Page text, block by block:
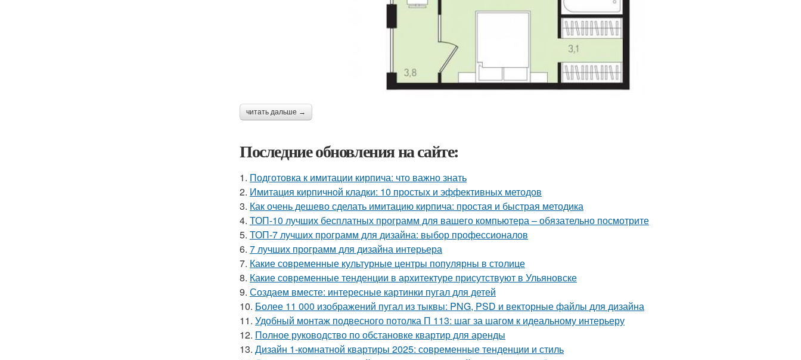
читать дальше →
Последние обновления на сайте:
1. Подготовка к имитации кирпича: что важно знать
2. Имитация кирпичной кладки: 10 простых и эффективных методов
3. Как очень дешево сделать имитацию кирпича: простая и быстрая методика
4. ТОП-10 лучших бесплатных программ для вашего компьютера – обязательно посмотрите
5. ТОП-7 лучших программ для дизайна: выбор профессионалов
6. 7 лучших программ для дизайна интерьера
7. Какие современные культурные центры популярны в столице
8. Какие современные тенденции в архитектуре присутствуют в Ульяновске
9. Создаем вместе: интересные картинки пугал для детей
10. Более 11 000 изображений пугал из тыквы: PNG, PSD и векторные файлы для дизайна
11. Удобный монтаж подвесного потолка П 113: шаг за шагом к идеальному интерьеру
12. Полное руководство по обстановке квартир для аренды
13. Дизайн 1-комнатной квартиры 2025: современные тенденции и стиль